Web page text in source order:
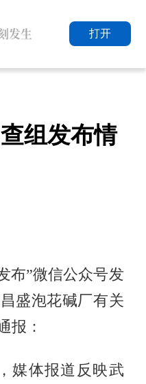
打开
组发布情
”微信公众号发
盛泡花碱厂有关
报：
体报道反映武